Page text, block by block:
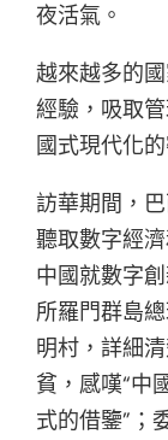
夜活氣。
越來越多的
經驗，吸取
國式現代化
訪華期間，
聽取數字經
中國就數字
所羅門群島
明村，詳細
貧，感嘆“中
式的借鑒”；